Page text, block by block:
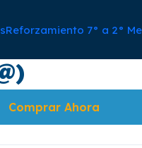
Reforzamiento 7° a 2°
and the
Comprar Ahora